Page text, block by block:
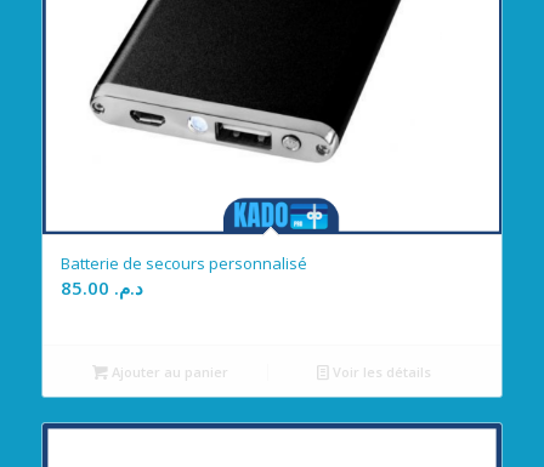
Batterie de secours personnalisé
د.م.
Ajouter au panier Voir les détails